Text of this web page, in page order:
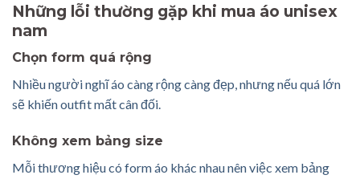
Những lỗi thường gặp khi mua áo unisex
nam
Chọn form quá rộng
Nhiều người nghĩ áo càng rộng càng đẹp, nhưng nếu quá lớn
sẽ khiến outfit mất cân đối.
Không xem bảng size
Mỗi thương hiệu có form áo khác nhau nên việc xem bảng